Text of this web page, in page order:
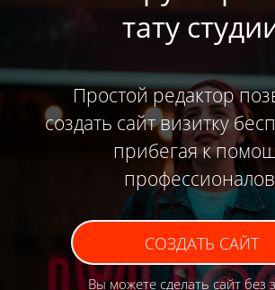
тату
Простой редактор
создать сайт визитку
прибегая к
СОЗДАТЬ САЙТ
Вы можете сделать сайт без